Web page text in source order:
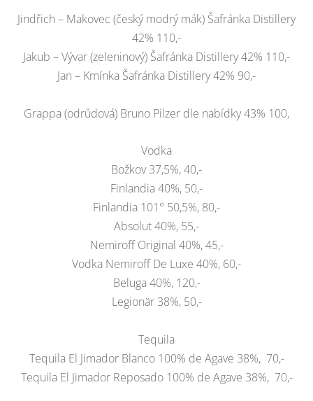
Jindřich – Makovec (český modrý mák) Šafránka Distillery
42% 110,-
Jakub – Vývar (zeleninový) Šafránka Distillery 42% 110,-
Jan – Kmínka Šafránka Distillery 42% 90,-
Grappa (odrůdová) Bruno Pilzer dle nabídky 43% 100,
Vodka
Božkov 37,5%, 40,-
Finlandia 40%, 50,-
Finlandia 101° 50,5%, 80,-
Absolut 40%, 55,-
Nemiroff Original 40%, 45,-
Vodka Nemiroff De Luxe 40%, 60,-
Beluga 40%, 120,-
Legionär 38%, 50,-
Tequila
Tequila El Jimador Blanco 100% de Agave 38%, 70,-
Tequila El Jimador Reposado 100% de Agave 38%, 70,-